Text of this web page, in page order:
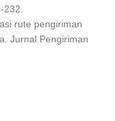
rute pengiriman
Jurnal Pengiriman